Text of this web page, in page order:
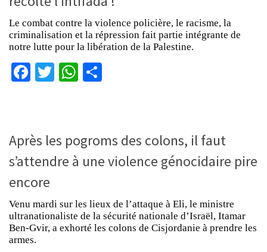
Le combat contre la violence policière, le racisme, la
criminalisation et la répression fait partie intégrante de
notre lutte pour la libération de la Palestine.
Facebook
TwitterWhatsApp
Après les pogroms des colons, il faut
s’attendre à une violence génocidaire pire
encore
Venu mardi sur les lieux de l’attaque à Eli, le ministre
ultranationaliste de la sécurité nationale d’Israël, Itamar
Ben-Gvir, a exhorté les colons de Cisjordanie à prendre les
armes.